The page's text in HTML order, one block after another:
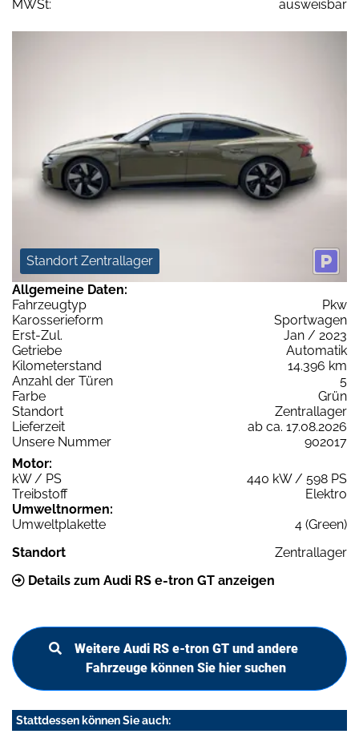
MWSt:
ausweisbar
Standort Zentrallager
Allgemeine Daten:
Fahrzeugtyp
Pkw
Karosserieform
Sportwagen
Erst-Zul.
Jan / 2023
Getriebe
Automatik
Kilometerstand
14.396 km
Anzahl der Türen
5
Farbe
Grün
Standort
Zentrallager
Lieferzeit
ab ca. 17.08.2026
Unsere Nummer
902017
Motor:
kW / PS
440 kW / 598 PS
Treibstoff
Elektro
Umweltnormen:
Umweltplakette
4 (Green)
Standort
Zentrallager
Details zum Audi RS e-tron GT anzeigen
Weitere Audi RS e-tron GT und andere
Fahrzeuge können Sie hier suchen
Stattdessen können Sie auch: